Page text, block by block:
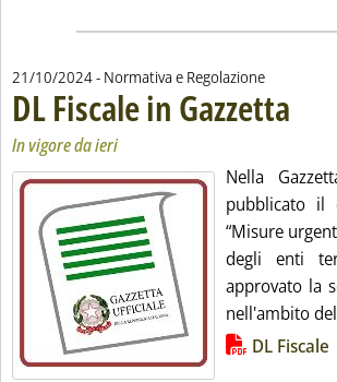
21/10/2024- Normativa e Regolazione
DL Fiscale in Gazzetta
In vigore da ieri
Nella
pubblicato il
“Misure
degli enti
approvato la
nell'ambito
Lista allegati PDF alla notizia
DL Fiscale